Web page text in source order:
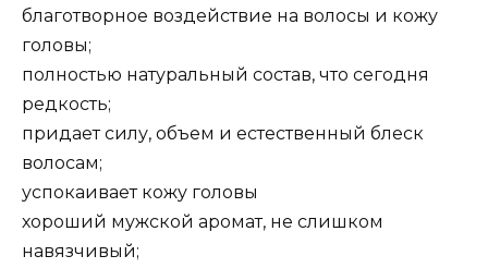
благотворное воздействие на волосы и кожу
головы;
полностью натуральный состав, что сегодня
редкость;
придает силу, объем и естественный блеск
волосам;
успокаивает кожу головы
хороший мужской аромат, не слишком
навязчивый;